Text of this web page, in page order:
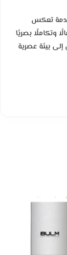
تعكس
وتكاملًا بصريًا
بيئة عصرية